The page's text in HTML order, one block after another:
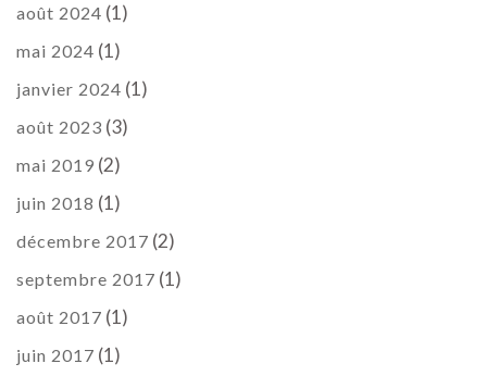
août 2024 (1)
mai 2024 (1)
janvier 2024 (1)
août 2023 (3)
mai 2019 (2)
juin 2018 (1)
décembre 2017 (2)
septembre 2017 (1)
août 2017 (1)
juin 2017 (1)